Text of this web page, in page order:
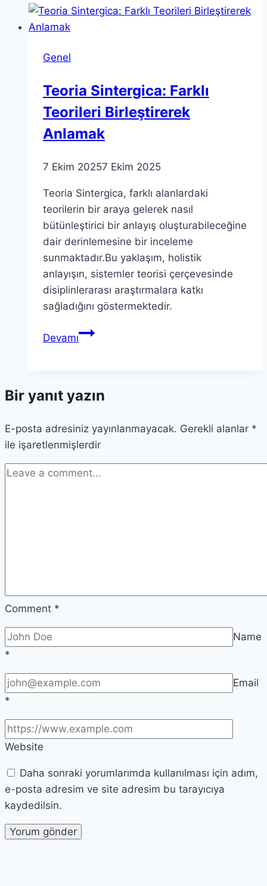
Modeli
Genel
Teoria Sintergica: Farklı
Teorileri Birleştirerek
Anlamak
7 Ekim 20257 Ekim 2025
Teoria Sintergica, farklı alanlardaki
teorilerin bir araya gelerek nasıl
bütünleştirici bir anlayış oluşturabileceğine
dair derinlemesine bir inceleme
sunmaktadır.Bu yaklaşım, holistik
anlayışın, sistemler teorisi çerçevesinde
disiplinlerarası araştırmalara katkı
sağladığını göstermektedir.
DevamıTeoria
Birleştirerek
Bir yanıt yazın
E-posta adresiniz yayınlanmayacak. Gerekli alanlar *
ile işaretlenmişlerdir
Comment *
Name
*
Email
*
Website
Daha sonraki yorumlarımda kullanılması için adım,
e-posta adresim ve site adresim bu tarayıcıya
kaydedilsin.